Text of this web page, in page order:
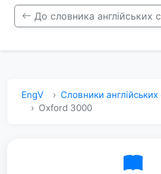
До словника англійських
EngV
Словники англійських
Oxford 3000